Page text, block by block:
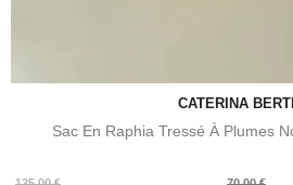
CATERINA
Sac En Raphia Tressé À Plumes
Prix
Prix